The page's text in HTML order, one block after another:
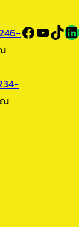
Facebook